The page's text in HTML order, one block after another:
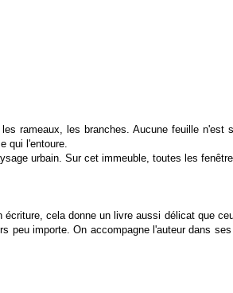
rameaux, les branches. Aucune feuille n'est
qui l'entoure.
urbain. Sur cet immeuble, toutes les
cela donne un livre aussi délicat que
peu importe. On accompagne l'auteur dans